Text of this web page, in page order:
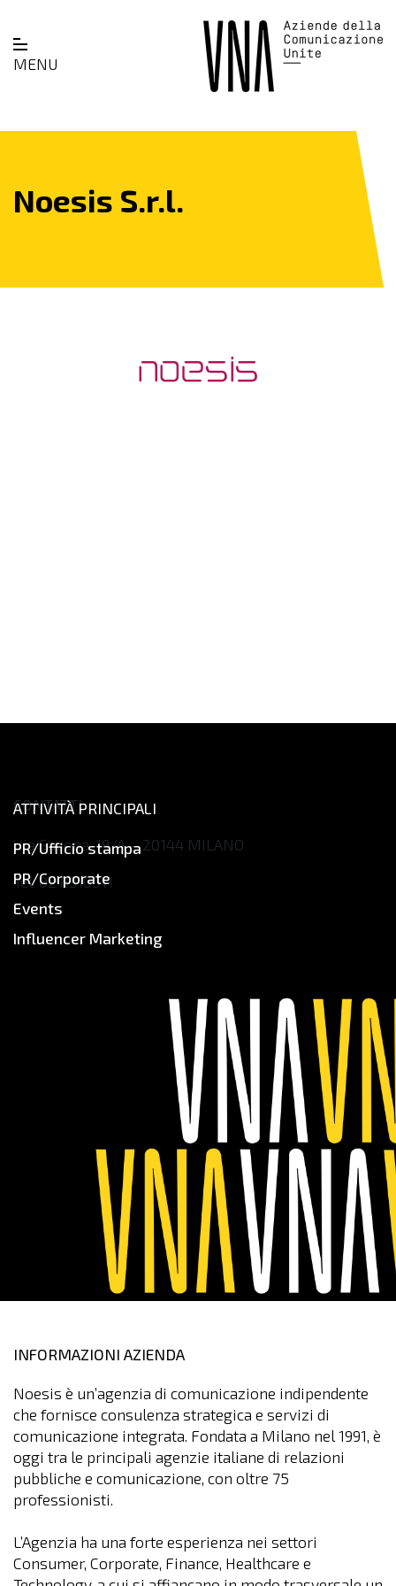
MENU
Noesis S.r.l.
CONTATTI
Via Savona, 19/A – 20144 MILANO
Tel: 02 8310511
contact@noesis.net
www.noesis.net
ATTIVITÀ PRINCIPALI
PR/Ufficio stampa
PR/Corporate
Events
Influencer Marketing
INFORMAZIONI AZIENDA
Noesis è un’agenzia di comunicazione indipendente
che fornisce consulenza strategica e servizi di
comunicazione integrata. Fondata a Milano nel 1991, è
oggi tra le principali agenzie italiane di relazioni
pubbliche e comunicazione, con oltre 75
professionisti.
L’Agenzia ha una forte esperienza nei settori
Consumer, Corporate, Finance, Healthcare e